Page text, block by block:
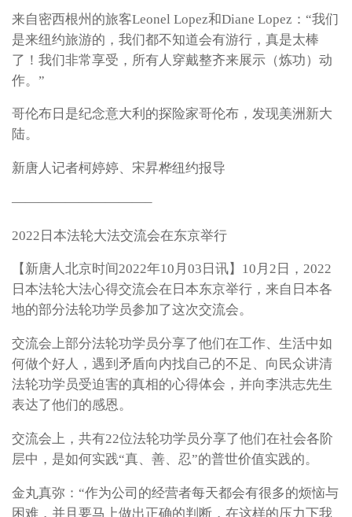
来自密西根州的旅客Leonel Lopez和Diane Lopez：“我们
是来纽约旅游的，我们都不知道会有游行，真是太棒
了！我们非常享受，所有人穿戴整齐来展示（炼功）动
作。”
哥伦布日是纪念意大利的探险家哥伦布，发现美洲新大
陆。
新唐人记者柯婷婷、宋昇桦纽约报导
——————————–
2022日本法轮大法交流会在东京举行
【新唐人北京时间2022年10月03日讯】10月2日，2022
日本法轮大法心得交流会在日本东京举行，来自日本各
地的部分法轮功学员参加了这次交流会。
交流会上部分法轮功学员分享了他们在工作、生活中如
何做个好人，遇到矛盾向内找自己的不足、向民众讲清
法轮功学员受迫害的真相的心得体会，并向李洪志先生
表达了他们的感恩。
交流会上，共有22位法轮功学员分享了他们在社会各阶
层中，是如何实践“真、善、忍”的普世价值实践的。
金丸真弥：“作为公司的经营者每天都会有很多的烦恼与
困难，并且要马上做出正确的判断，在这样的压力下我